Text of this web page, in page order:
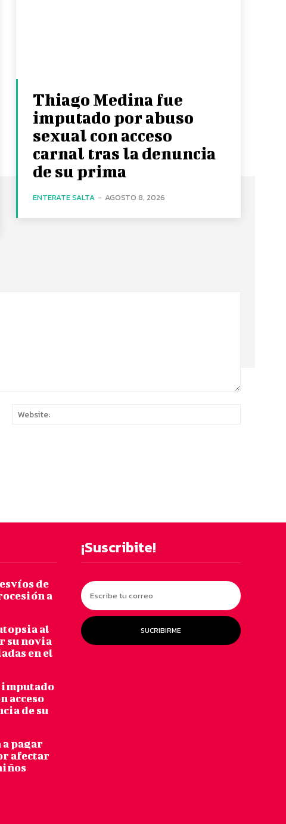
Thiago Medina fue
imputado por abuso
sexual con acceso
carnal tras la denuncia
de su prima
ENTERATE SALTA - AGOSTO 8, 2026
Email:*
de
a
al
su novia
en el
imputado
acceso
de su
a pagar
afectar
¡Suscribite!
SUCRIBIRME